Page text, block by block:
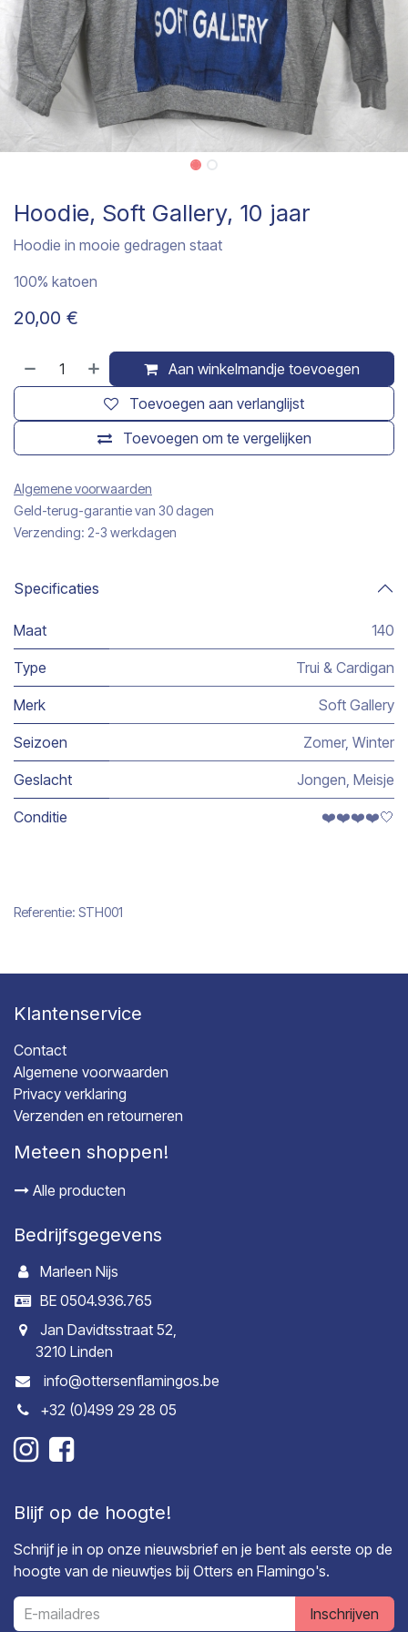
Hoodie, Soft Gallery, 10 jaar
Hoodie in mooie gedragen staat
100% katoen
20,00 €
Aan winkelmandje toevoegen
Toevoegen om te vergelijken
Toevoegen aan verlanglijst
Algemene voorwaarden
Geld-terug-garantie van 30 dagen
Verzending: 2-3 werkdagen
Specificaties
Maat 140
Type Trui & Cardigan
Merk Soft Gallery
Seizoen Zomer, Winter
Geslacht Jongen, Meisje
Conditie ❤️❤️❤️❤️🤍
Referentie: STH001
Klantenservice
Contact
Algemene voorwaarden
Privacy verklaring
Verzenden en retourneren
Meteen shoppen!
Alle producten
Bedrijfsgegevens
Marleen Nijs
BE 0504.936.765
Jan Davidtsstraat 52,
3210 Linden
info@ottersenflamingos.be
+32 (0)499 29 28 05
Blijf op de hoogte!
Schrijf je in op onze nieuwsbrief en je bent als eerste op de
hoogte van de nieuwtjes bij Otters en Flamingo's.
Inschrijven